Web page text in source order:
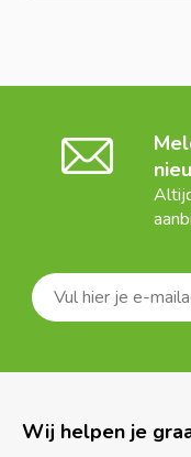
Wij helpen je